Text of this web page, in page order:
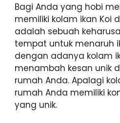
Bagi Anda yang hobi
memiliki kolam ikan Koi
adalah sebuah
tempat untuk menaruh
dengan adanya kolam
menambah kesan unik
rumah Anda. Apalagi
rumah Anda memiliki
yang unik.